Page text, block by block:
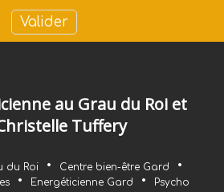
au Grau du Roi et
Tuffery
du Roi• Centre bien-être Gard •
• Energéticienne Gard •
Psycho